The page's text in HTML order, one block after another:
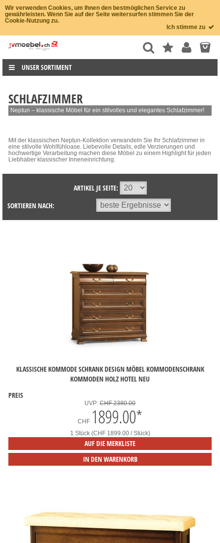
Wir verwenden Cookies, um Ihnen den bestmöglichen Service zu
gewährleisten. Wenn Sie auf der Seite weitersurfen stimmen Sie der
Cookie-Nutzung zu.
Ich stimme zu
UNSER SORTIMENT
SCHLAFZIMMER
Neptun – klassische Möbel für ein stilvolles und elegantes Schlafzimmer!
Mit der klassischen Neptun-Kollektion verwandeln Sie Ihr Schlafzimmer in
eine stilvolle Wohlfühloase. Liebevolle Details, edle Verzierungen und
hochwertige Verarbeitung machen diese Möbel zu einem Highlight für jeden
Liebhaber klassischer Inneneinrichtung.
ARTIKEL JE SEITE:
SORTIEREN NACH:
KLASSISCHE KOMMODE SCHRANK DESIGN MÖBEL KOMMODENSCHRANK
KOMMODEN HOLZ HOTEL NEU
PREIS
UVP: CHF 2380.00
CHF 1899.00*
1 Stück (CHF 1899.00 / Stück)
AUF DIE MERKLISTE
IN DEN WARENKORB